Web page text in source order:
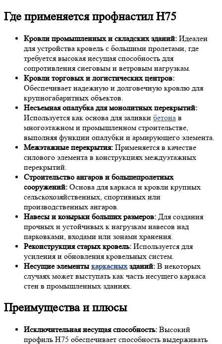
Где применяется профнастил Н75
Кровли промышленных и складских зданий: Идеален
для устройства кровель с большими пролетами, где
требуется высокая несущая способность для
сопротивления снеговым и ветровым нагрузкам.
Кровли торговых и логистических центров:
Обеспечивает надежную и долговечную кровлю для
крупногабаритных объектов.
Несъемная опалубка для монолитных перекрытий:
Используется как основа для заливки бетона в
многоэтажном и промышленном строительстве,
выполняя функции опалубки и армирующего элемента.
Межэтажные перекрытия: Применяется в качестве
силового элемента в конструкциях междуэтажных
перекрытий.
Строительство ангаров и большепролетных
сооружений: Основа для каркаса и кровли крупных
сельскохозяйственных, спортивных или
производственных ангаров.
Навесы и козырьки больших размеров: Для создания
прочных и устойчивых к нагрузкам навесов над
парковками, входами или зонами хранения.
Реконструкция старых кровель: Используется для
усиления и обновления кровельных систем.
Несущие элементы каркасныхзданий: В некоторых
случаях может выступать как часть несущего каркаса
стен в промышленных зданиях.
Преимущества и плюсы
Исключительная несущая способность: Высокий
профиль Н75 обеспечивает способность выдерживать